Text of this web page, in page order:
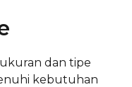
dan tipe
kebutuhan